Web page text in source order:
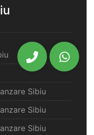
Sibiu
Sibiu
Sibiu